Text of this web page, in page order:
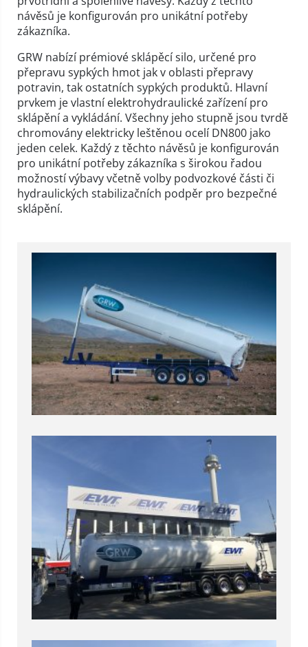
návěsů je konfigurován pro unikátní potřeby
zákazníka.
GRW nabízí prémiové sklápěcí silo, určené pro
přepravu sypkých hmot jak v oblasti přepravy
potravin, tak ostatních sypkých produktů. Hlavní
prvkem je vlastní elektrohydraulické zařízení pro
sklápění a vykládání. Všechny jeho stupně jsou tvrdě
chromovány elektricky leštěnou ocelí DN800 jako
jeden celek. Každý z těchto návěsů je konfigurován
pro unikátní potřeby zákazníka s širokou řadou
možností výbavy včetně volby podvozkové části či
hydraulických stabilizačních podpěr pro bezpečné
sklápění.